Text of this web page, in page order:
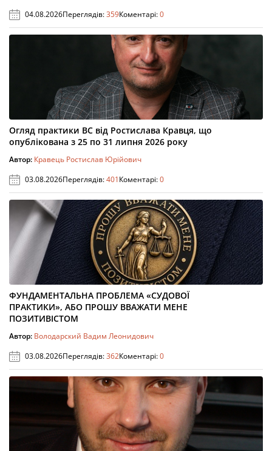
04.08.2026Переглядів:359Коментарі:0
Огляд практики ВС від Ростислава Кравця, що
опублікована з 25 по 31 липня 2026 року
Автор: Кравець Ростислав Юрійович
03.08.2026Переглядів:401Коментарі:0
ФУНДАМЕНТАЛЬНА ПРОБЛЕМА «СУДОВОЇ
ПРАКТИКИ», АБО ПРОШУ ВВАЖАТИ МЕНЕ
ПОЗИТИВІСТОМ
Автор: Володарский Вадим Леонидович
03.08.2026Переглядів:362Коментарі:0